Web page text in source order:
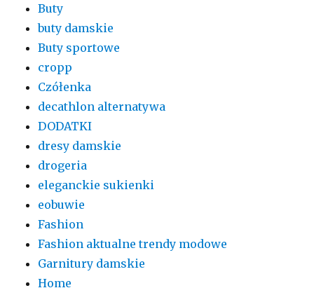
Buty
buty damskie
Buty sportowe
cropp
Czółenka
decathlon alternatywa
DODATKI
dresy damskie
drogeria
eleganckie sukienki
eobuwie
Fashion
Fashion aktualne trendy modowe
Garnitury damskie
Home